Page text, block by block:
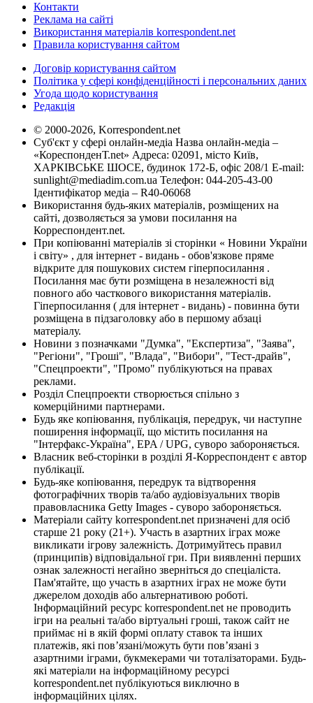
Контакти
Реклама на сайті
Використання матеріалів korrespondent.net
Правила користування сайтом
Договір користування сайтом
Політика у сфері конфіденційності і персональних даних
Угода щодо користування
Редакція
© 2000-2026, Korrespondent.net
Суб'єкт у сфері онлайн-медіа Назва онлайн-медіа –
«КореспонденТ.net» Адреса: 02091, місто Київ,
ХАРКІВСЬКЕ ШОСЕ, будинок 172-Б, офіс 208/1 E-mail:
sunlight@mediadim.com.ua Телефон: 044-205-43-00
Ідентифікатор медіа – R40-06068
Використання будь-яких матеріалів, розміщених на
сайті, дозволяється за умови посилання на
Корреспондент.net.
При копіюванні матеріалів зі сторінки « Новини України
і світу» , для інтернет - видань - обов'язкове пряме
відкрите для пошукових систем гіперпосилання .
Посилання має бути розміщена в незалежності від
повного або часткового використання матеріалів.
Гіперпосилання ( для інтернет - видань) - повинна бути
розміщена в підзаголовку або в першому абзаці
матеріалу.
Новини з позначками "Думка", "Експертиза", "Заява",
"Регіони", "Гроші", "Влада", "Вибори", "Тест-драйв",
"Спецпроекти", "Промо" публікуються на правах
реклами.
Розділ Спецпроекти створюється спільно з
комерційними партнерами.
Будь яке копіювання, публікація, передрук, чи наступне
поширення інформації, що містить посилання на
"Інтерфакс-Україна", EPA / UPG, суворо забороняється.
Власник веб-сторінки в розділі Я-Корреспондент є автор
публікації.
Будь-яке копіювання, передрук та відтворення
фотографічних творів та/або аудіовізуальних творів
правовласника Getty Images - суворо забороняється.
Матеріали сайту korrespondent.net призначені для осіб
старше 21 року (21+). Участь в азартних іграх може
викликати ігрову залежність. Дотримуйтесь правил
(принципів) відповідальної гри. При виявленні перших
ознак залежності негайно зверніться до спеціаліста.
Пам'ятайте, що участь в азартних іграх не може бути
джерелом доходів або альтернативою роботі.
Інформаційний ресурс korrespondent.net не проводить
ігри на реальні та/або віртуальні гроші, також сайт не
приймає ні в якій формі оплату ставок та інших
платежів, які пов’язані/можуть бути пов’язані з
азартними іграми, букмекерами чи тоталізаторами. Будь-
які матеріали на інформаційному ресурсі
korrespondent.net публікуються виключно в
інформаційних цілях.